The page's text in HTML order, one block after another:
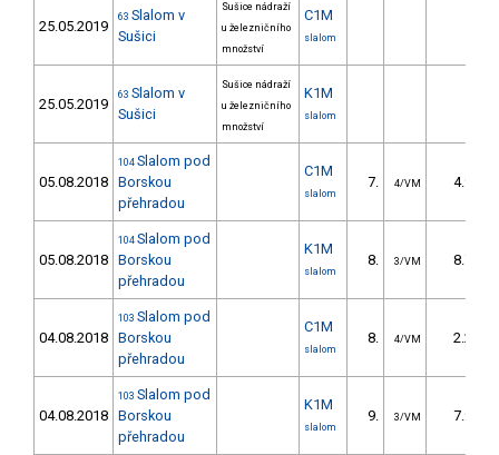
25.05.2019
63 Slalom v
Sušici
Sušice nádraží
u železničního
množství
C1M
slalom
25.05.2019
63 Slalom v
Sušici
Sušice nádraží
u železničního
množství
K1M
slalom
05.08.2018
104 Slalom pod
Borskou
přehradou
C1M
slalom
7. 4/VM 4.90
05.08.2018
104 Slalom pod
Borskou
přehradou
K1M
slalom
8. 3/VM 8.70
04.08.2018
103 Slalom pod
Borskou
přehradou
C1M
slalom
8. 4/VM 2.20
04.08.2018
103 Slalom pod
Borskou
přehradou
K1M
slalom
9. 3/VM 7.90